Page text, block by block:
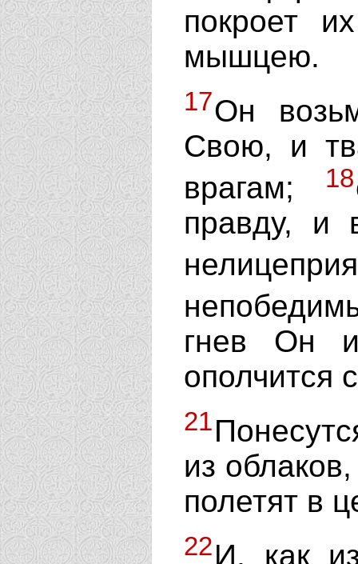
покроет
мышцею.
17Он
Свою, и
врагам;
18
правду, и
гнев Он
ополчится
21
из облаков,
полетят в
22И, как